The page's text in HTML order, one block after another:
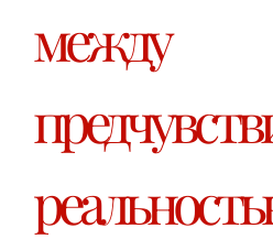
между